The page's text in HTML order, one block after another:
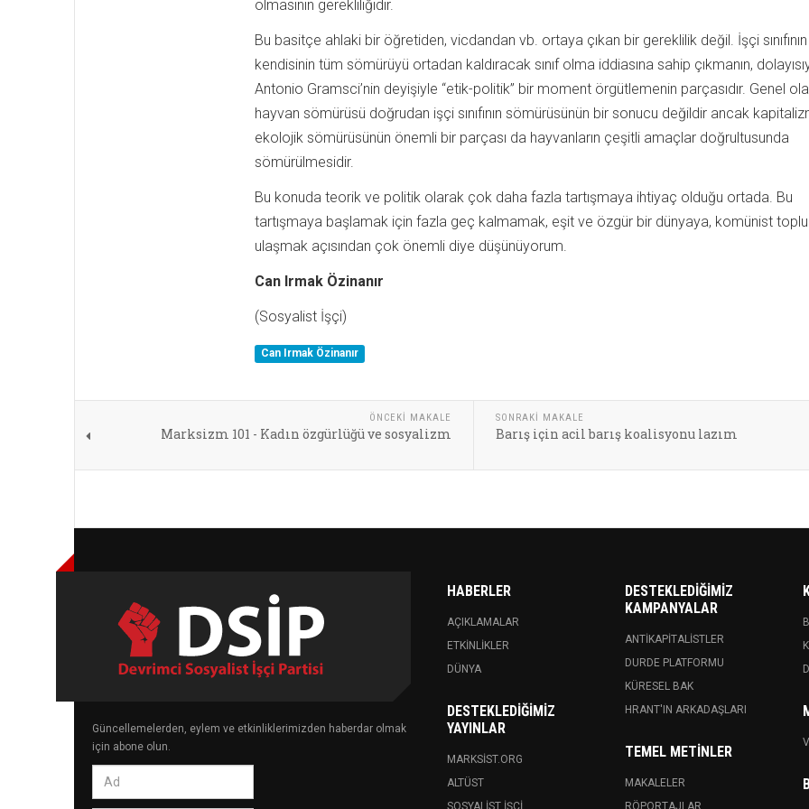
olmasının gerekliliğidir.
Bu basitçe ahlaki bir öğretiden, vicdandan vb. ortaya çıkan bir gereklilik değil. İşçi sınıfının
kendisinin tüm sömürüyü ortadan kaldıracak sınıf olma iddiasına sahip çıkmanın,
Antonio Gramsci’nin deyişiyle “etik-politik” bir moment örgütlemenin parçasıdır. Genel
hayvan sömürüsü doğrudan işçi sınıfının sömürüsünün bir sonucu değildir ancak
ekolojik sömürüsünün önemli bir parçası da hayvanların çeşitli amaçlar doğrultusunda
sömürülmesidir.
Bu konuda teorik ve politik olarak çok daha fazla tartışmaya ihtiyaç olduğu ortada. Bu
tartışmaya başlamak için fazla geç kalmamak, eşit ve özgür bir dünyaya, komünist
ulaşmak açısından çok önemli diye düşünüyorum.
Can Irmak Özinanır
(Sosyalist İşçi)
Can Irmak Özinanır
ÖNCEKI MAKALE
Marksizm 101 - Kadın özgürlüğü ve sosyalizm
SONRAKI MAKALE
Barış için acil barış koalisyonu lazım
Güncellemelerden, eylem ve etkinliklerimizden haberdar olmak
için abone olun.
HABERLER
AÇIKLAMALAR
ETKINLIKLER
DÜNYA
DESTEKLEDIĞIMIZ
YAYINLAR
MARKSIST.ORG
ALTÜST
SOSYALIST İŞÇI
DESTEKLEDIĞIMIZ
KAMPANYALAR
ANTIKAPITALISTLER
DURDE PLATFORMU
KÜRESEL BAK
HRANT'IN ARKADAŞLARI
TEMEL METINLER
MAKALELER
RÖPORTAJLAR